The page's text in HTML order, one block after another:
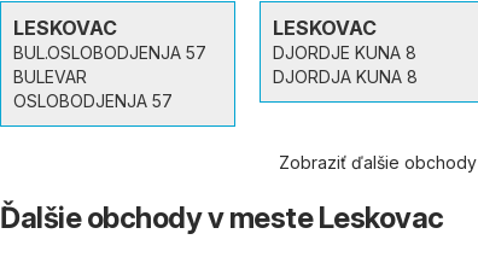
LESKOVAC
BUL.OSLOBODJENJA 57
BULEVAR
OSLOBODJENJA 57
LESKOVAC
DJORDJE KUNA 8
DJORDJA KUNA 8
Zobraziť ďalšie obchody
Ďalšie obchody v meste Leskovac